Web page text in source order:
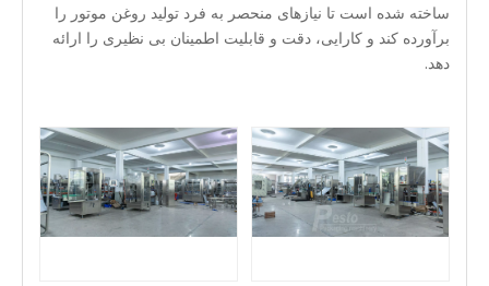
ساخته شده است تا نیازهای منحصر به فرد تولید روغن موتور را
برآورده کند و کارایی، دقت و قابلیت اطمینان بی نظیری را ارائه
دهد.